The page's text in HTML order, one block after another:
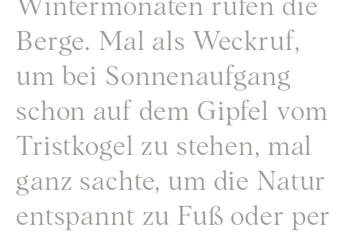
Wintermonaten rufen die
Berge. Mal als Weckruf,
um bei Sonnenaufgang
schon auf dem Gipfel vom
Tristkogel zu stehen, mal
ganz sachte, um die Natur
entspannt zu Fuß oder per